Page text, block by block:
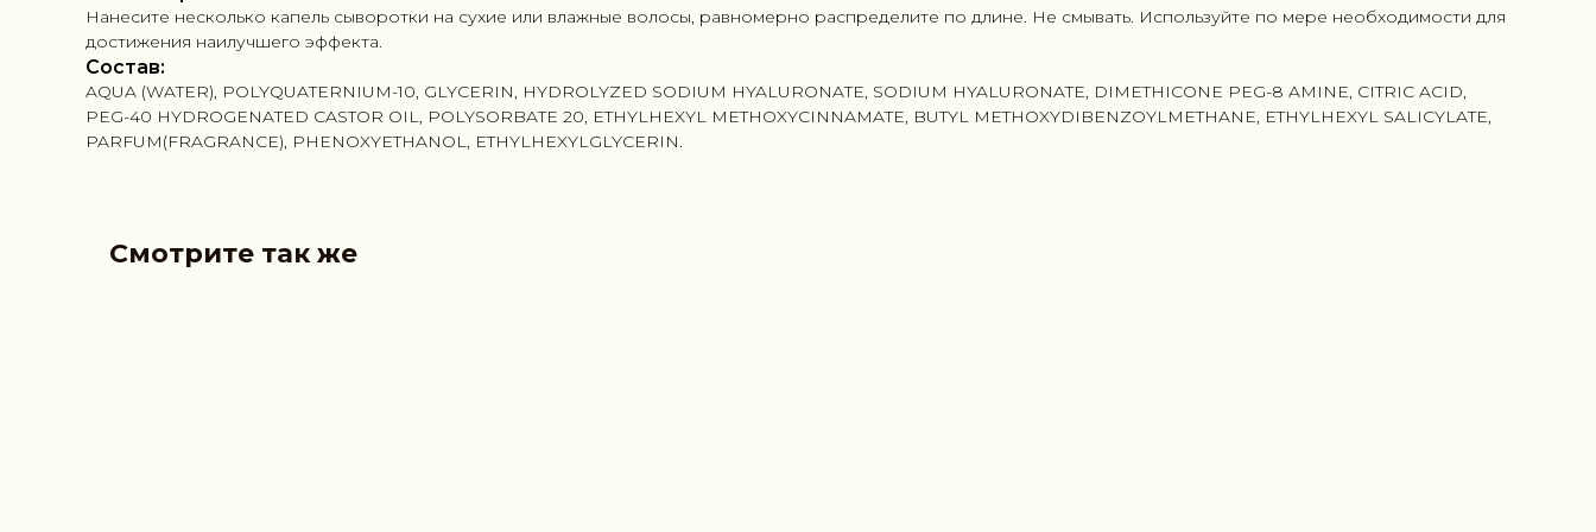
Нанесите несколько капель сыворотки на сухие или влажные волосы, равномерно распределите по длине. Не смывать. Используйте по мере необходимости для
достижения наилучшего эффекта.
Состав:
AQUA (WATER), POLYQUATERNIUM-10, GLYCERIN, HYDROLYZED SODIUM HYALURONATE, SODIUM HYALURONATE, DIMETHICONE PEG-8 AMINE, CITRIC ACID,
PEG-40 HYDROGENATED CASTOR OIL, POLYSORBATE 20, ETHYLHEXYL METHOXYCINNAMATE, BUTYL METHOXYDIBENZOYLMETHANE, ETHYLHEXYL SALICYLATE,
PARFUM(FRAGRANCE), PHENOXYETHANOL, ETHYLHEXYLGLYCERIN.
Смотрите так же